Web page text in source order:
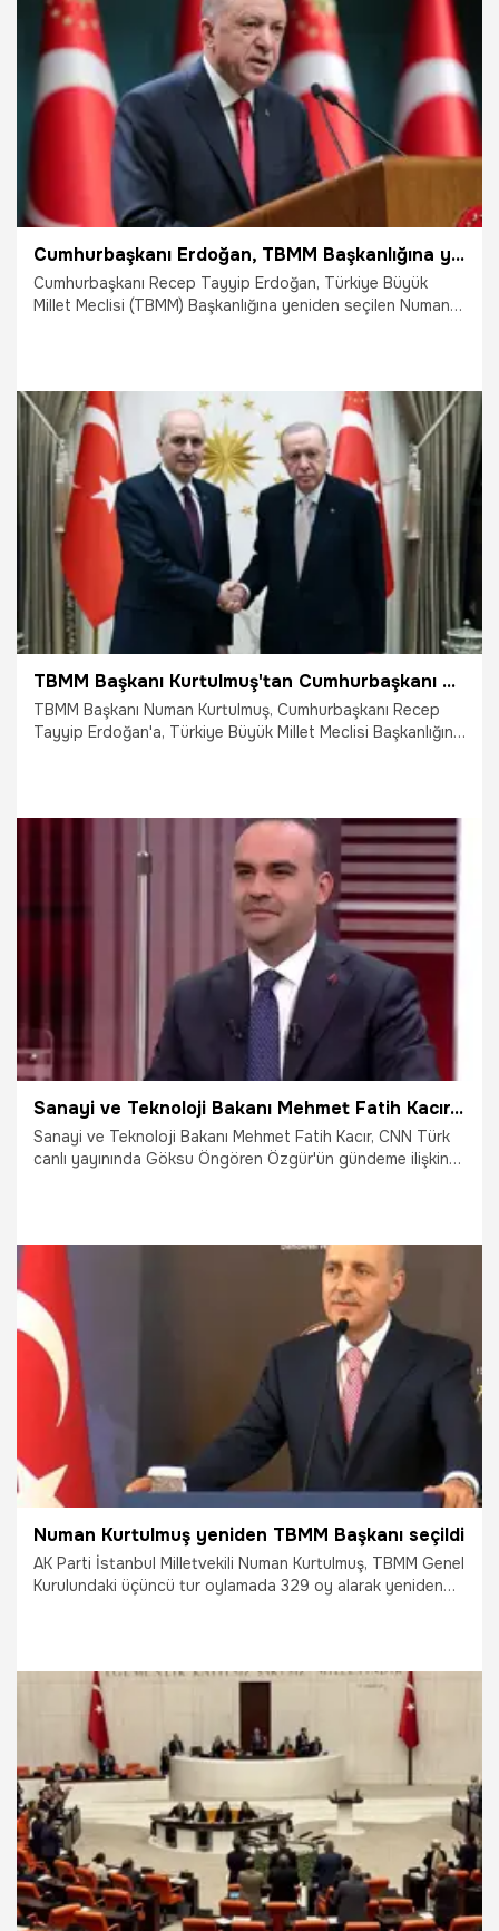
3.06.2025 Gündem
Cumhurbaşkanı Erdoğan, TBMM Başkanlığına yeniden seçilen Kurtulmuş'u tebrik etti
Cumhurbaşkanı Recep Tayyip Erdoğan, Türkiye Büyük
Millet Meclisi (TBMM) Başkanlığına yeniden seçilen Numan
3.06.2025 Gündem
TBMM Başkanı Kurtulmuş'tan Cumhurbaşkanı Erdoğan'a "teşekkür" mesajı
TBMM Başkanı Numan Kurtulmuş, Cumhurbaşkanı Recep
Tayyip Erdoğan'a, Türkiye Büyük Millet Meclisi Başkanlığına
Sanayi ve Teknoloji Bakanı Mehmet Fatih Kacır, Yeni Teşvik Sistemi'nin detaylarını CNN Türk'te açıkladı
Sanayi ve Teknoloji Bakanı Mehmet Fatih Kacır, CNN Türk
canlı yayınında Göksu Öngören Özgür'ün gündeme ilişkin
ettik. Bu sistemin iki ana unsuru var. Bir tarafta Türkiye’yi
teknolojik atılım da hızlandırmaya amaçlıyoruz, bir diğer
tarafta da yerel kalkınma hamlesi ile kalkınmayı 81 ilimize
tüm bölgelerimize hızla yaygınlaştırmayı hedefliyoruz" dedi.
3.06.2025
Numan Kurtulmuş yeniden TBMM Başkanı seçildi
AK Parti İstanbul Milletvekili Numan Kurtulmuş, TBMM Genel
Kurulundaki üçüncü tur oylamada 329 oy alarak yeniden
3.06.2025 Gündem